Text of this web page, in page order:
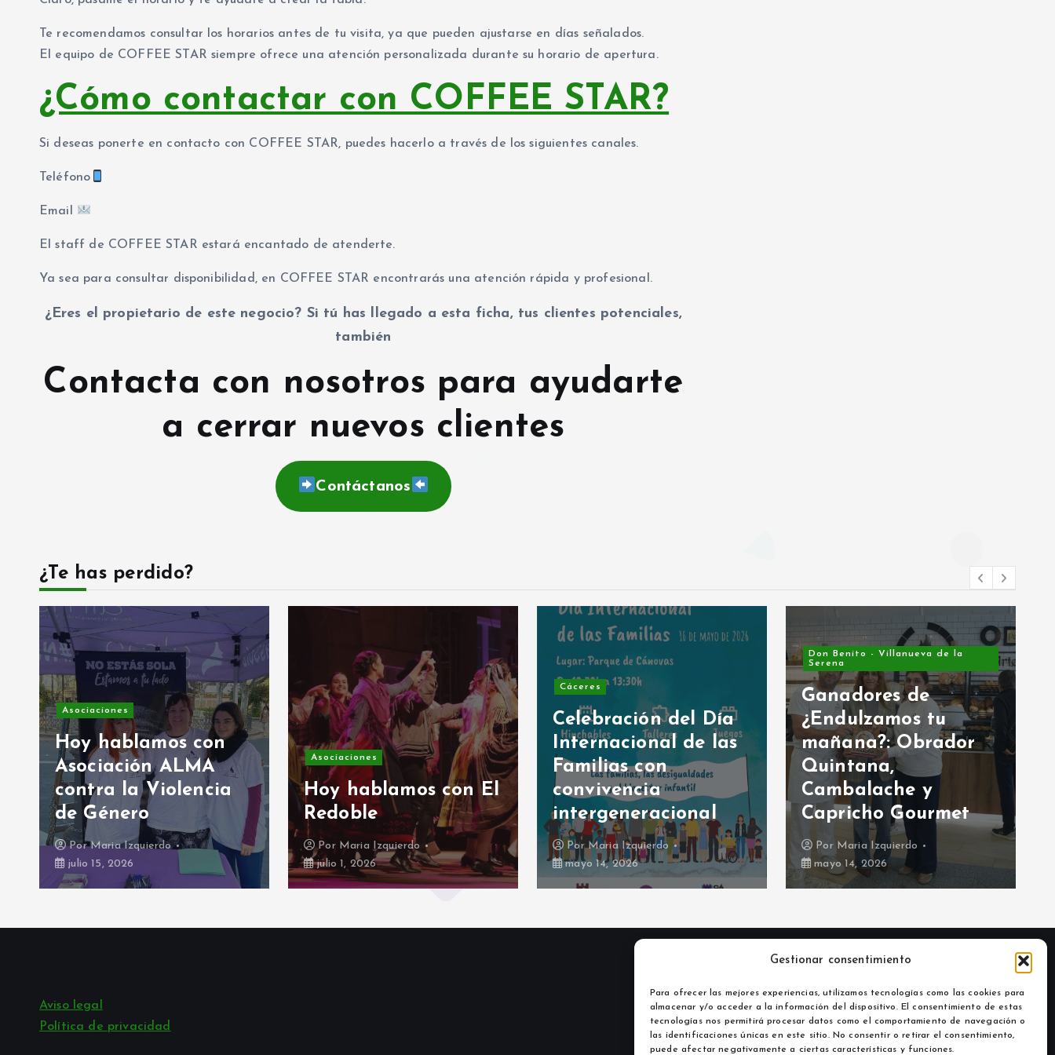
Gestionar consentimiento
Para ofrecer las mejores experiencias, utilizamos tecnologías como las cookies para
almacenar y/o acceder a la información del dispositivo. El consentimiento de estas
tecnologías nos permitirá procesar datos como el comportamiento de navegación o
las identificaciones únicas en este sitio. No consentir o retirar el consentimiento,
puede afectar negativamente a ciertas características y funciones.
Te recomendamos consultar los horarios antes de tu visita, ya que pueden ajustarse en días señalados.
El equipo de COFFEE STAR siempre ofrece una atención personalizada durante su horario de apertura.
¿Cómo contactar con COFFEE STAR?
Si deseas ponerte en contacto con COFFEE STAR, puedes hacerlo a través de los siguientes canales.
Teléfono
Email
El staff de COFFEE STAR estará encantado de atenderte.
Ya sea para consultar disponibilidad, en COFFEE STAR encontrarás una atención rápida y profesional.
¿Eres el propietario de este negocio? Si tú has llegado a esta ficha, tus clientes potenciales,
también
Contacta con nosotros para ayudarte
a cerrar nuevos clientes
Contáctanos
¿Te has perdido?
Asociaciones
Hoy hablamos con
Asociación ALMA
contra la Violencia
de Género
PorMaria Izquierdo
julio 15, 2026
Asociaciones
Hoy hablamos con El
Redoble
Por Maria Izquierdo
julio 1, 2026
Cáceres
Celebración del Día
Internacional de las
Familias con
convivencia
intergeneracional
PorMaria Izquierdo
mayo 14, 2026
Don Benito - Villanueva de la
Serena
Ganadores de
¿Endulzamos tu
mañana?: Obrador
Quintana,
Cambalache y
Capricho Gourmet
Por Maria Izquierdo
mayo 14, 2026
Aviso legal
Política de privacidad